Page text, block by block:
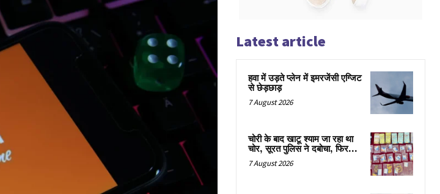
Latest article
हवा में उड़ते प्लेन में इमरजेंसी एग्जिट
से छेड़छाड़
7 August 2026
चोरी के बाद खाटू श्याम जा रहा था
चोर, सूरत पुलिस ने दबोचा, फिर…
7 August 2026